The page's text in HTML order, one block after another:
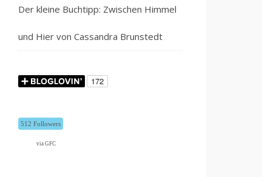
Der kleine Buchtipp: Zwischen Himmel
und Hier von Cassandra Brunstedt
512 Followers
via GFC